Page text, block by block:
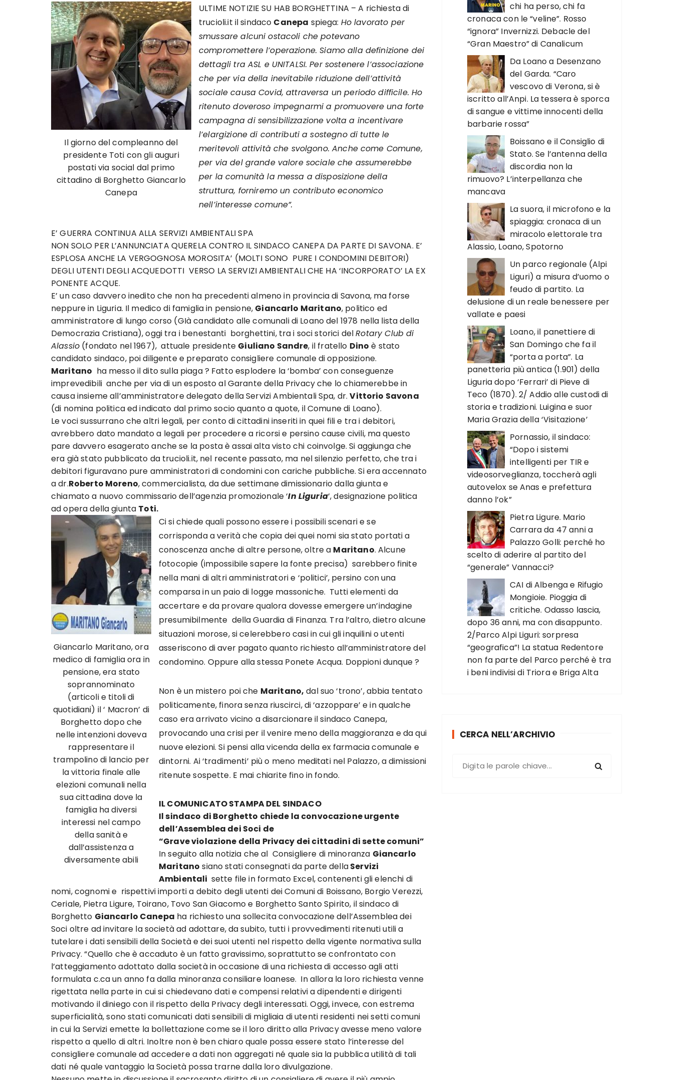
Il giorno del compleanno del
presidente Toti con gli auguri
postati via social dal primo
cittadino di Borghetto Giancarlo
Canepa
ULTIME NOTIZIE SU HAB BORGHETTINA – A richiesta di
trucioli.it il sindaco Canepa spiega: Ho lavorato per
smussare alcuni ostacoli che potevano
compromettere l’operazione.Siamo alla definizione dei
dettagli tra ASL e UNITALSI. Per sostenere l’associazione
che per via della inevitabile riduzione dell’attività
sociale causa Covid, attraversa un periodo difficile. Ho
ritenuto doveroso impegnarmi a promuovere una forte
campagna di sensibilizzazione volta a incentivare
l’elargizione di contributi a sostegno di tutte le
meritevoli attività che svolgono. Anche come Comune,
per via del grande valore sociale che assumerebbe
per la comunità la messa a disposizione della
struttura, forniremo un contributo economico
nell’interesse comune”.
E’ GUERRA CONTINUA ALLA SERVIZI AMBIENTALI SPA
NON SOLO PER L’ANNUNCIATA QUERELA CONTRO IL SINDACO CANEPA DA PARTE DI SAVONA. E’
ESPLOSA ANCHE LA VERGOGNOSA MOROSITA’ (MOLTI SONO PURE I CONDOMINI DEBITORI)
DEGLI UTENTI DEGLI ACQUEDOTTI VERSO LA SERVIZI AMBIENTALI CHE HA ‘INCORPORATO’ LA EX
PONENTE ACQUE.
E’ un caso davvero inedito che non ha precedenti almeno in provincia di Savona, ma forse
neppure in Liguria. Il medico di famiglia in pensione, Giancarlo Maritano, politico ed
amministratore di lungo corso (GIà candidato alle comunali di Loano del 1978 nella lista della
Democrazia Cristiana), oggi tra i benestanti borghettini, tra i soci storici delRotary Club di
Alassio (fondato nel 1967), attuale presidente Giuliano Sandre, il fratello Dino è stato
candidato sindaco, poi diligente e preparato consigliere comunale di opposizione.
Maritano ha messo il dito sulla piaga ? Fatto esplodere la ‘bomba’ con conseguenze
imprevedibili anche per via di un esposto al Garante della Privacy che lo chiamerebbe in
causa insieme all’amministratore delegato della Servizi Ambientali Spa, dr.Vittorio Savona
(di nomina politica ed indicato dal primo socio quanto a quote, il Comune di Loano).
Le voci sussurrano che altri legali, per conto di cittadini inseriti in quei fili e tra i debitori,
avrebbero dato mandato a legali per procedere a ricorsi e persino cause civili, ma questo
pare davvero esagerato anche se la posta è assai alta visto chi coinvolge. Si aggiunga che
era già stato pubblicato da trucioli.it, nel recente passato, ma nel silenzio perfetto, che tra i
debitori figuravano pure amministratori di condomini con cariche pubbliche. Si era accennato
a dr.Roberto Moreno, commercialista, da due settimane dimissionario dalla giunta e
chiamato a nuovo commissario dell’agenzia promozionale ‘In Liguria‘, designazione politica
ad opera della giunta Toti.
Giancarlo Maritano, ora
medico di famiglia ora in
pensione, era stato
soprannominato
(articoli e titoli di
quotidiani) il ‘ Macron’ di
Borghetto dopo che
nelle intenzioni doveva
rappresentare il
trampolino di lancio per
la vittoria finale alle
elezioni comunali nella
sua cittadina dove la
famiglia ha diversi
interessi nel campo
della sanità e
dall’assistenza a
diversamente abili
Ci si chiede quali possono essere i possibili scenari e se
corrisponda a verità che copia dei quei nomi sia stato portati a
conoscenza anche di altre persone, oltre a Maritano. Alcune
fotocopie (impossibile sapere la fonte precisa) sarebbero finite
nella mani di altri amministratori e ‘politici’, persino con una
comparsa in un paio di logge massoniche. Tutti elementi da
accertare e da provare qualora dovesse emergere un’indagine
presumibilmente della Guardia di Finanza. Tra l’altro, dietro alcune
situazioni morose, si celerebbero casi in cui gli inquilini o utenti
asseriscono di aver pagato quanto richiesto all’amministratore del
condomino. Oppure alla stessa Ponete Acqua. Doppioni dunque ?
Non è un mistero poi che Maritano, dal suo ‘trono’, abbia tentato
politicamente, finora senza riuscirci, di ‘azzoppare’ e in qualche
caso era arrivato vicino a disarcionare il sindaco Canepa,
provocando una crisi per il venire meno della maggioranza e da qui
nuove elezioni. Si pensi alla vicenda della ex farmacia comunale e
dintorni. Ai ‘tradimenti’ più o meno meditati nel Palazzo, a dimissioni
ritenute sospette. E mai chiarite fino in fondo.
IL COMUNICATO STAMPA DEL SINDACO
Il sindaco di Borghetto chiede la convocazione urgente
dell’Assemblea dei Soci de
“Grave violazione della Privacy dei cittadini di sette comuni”
In seguito alla notizia che al Consigliere di minoranza Giancarlo
Maritano siano stati consegnati da parte dellaServizi
Ambientali sette file in formato Excel, contenenti gli elenchi di
nomi, cognomi e rispettivi importi a debito degli utenti dei Comuni di Boissano, Borgio Verezzi,
Ceriale, Pietra Ligure, Toirano, Tovo San Giacomo e Borghetto Santo Spirito, il sindaco di
Borghetto Giancarlo Canepa ha richiesto una sollecita convocazione dell’Assemblea dei
Soci oltre ad invitare la società ad adottare, da subito, tutti i provvedimenti ritenuti utili a
tutelare i dati sensibili della Società e dei suoi utenti nel rispetto della vigente normativa sulla
Privacy. “Quello che è accaduto è un fatto gravissimo, soprattutto se confrontato con
l’atteggiamento adottato dalla società in occasione di una richiesta di accesso agli atti
formulata c.ca un anno fa dalla minoranza consiliare loanese. In allora la loro richiesta venne
rigettata nella parte in cui si chiedevano dati e compensi relativi a dipendenti e dirigenti
motivando il diniego con il rispetto della Privacy degli interessati. Oggi, invece, con estrema
superficialità, sono stati comunicati dati sensibili di migliaia di utenti residenti nei setti comuni
in cui la Servizi emette la bollettazione come se il loro diritto alla Privacy avesse meno valore
rispetto a quello di altri. Inoltre non è ben chiaro quale possa essere stato l’interesse del
consigliere comunale ad accedere a dati non aggregati né quale sia la pubblica utilità di tali
dati né quale vantaggio la Società possa trarne dalla loro divulgazione.
chi ha perso, chi fa
cronaca con le “veline”. Rosso
“ignora” Invernizzi. Debacle del
“Gran Maestro” di Canalicum
Da Loano a Desenzano
del Garda. “Caro
vescovo di Verona, si è
iscritto all’Anpi. La tessera è sporca
di sangue e vittime innocenti della
barbarie rossa”
Boissano e il Consiglio di
Stato. Se l’antenna della
discordia non la
rimuovo? L’interpellanza che
mancava
La suora, il microfono e la
spiaggia: cronaca di un
miracolo elettorale tra
Alassio, Loano, Spotorno
Un parco regionale (Alpi
Liguri) a misura d’uomo o
feudo di partito. La
delusione di un reale benessere per
vallate e paesi
Loano, il panettiere di
San Domingo che fa il
“porta a porta”. La
panetteria più antica (1.901) della
Liguria dopo ‘Ferrari’ di Pieve di
Teco (1870). 2/ Addio alle custodi di
storia e tradizioni. Luigina e suor
Maria Grazia della ‘Visitazione’
Pornassio, il sindaco:
“Dopo i sistemi
intelligenti per TIR e
videosorveglianza, toccherà agli
autovelox se Anas e prefettura
danno l’ok”
Pietra Ligure. Mario
Carrara da 47 anni a
Palazzo Golli: perché ho
scelto di aderire al partito del
“generale” Vannacci?
CAI di Albenga e Rifugio
Mongioie. Pioggia di
critiche. Odasso lascia,
dopo 36 anni, ma con disappunto.
2/Parco Alpi Liguri: sorpresa
“geografica”! La statua Redentore
non fa parte del Parco perché è tra
i beni indivisi di Triora e Briga Alta
CERCA NELL’ARCHIVIO